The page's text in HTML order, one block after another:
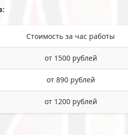
Стоимость за час работы
от 1500 рублей
от 890 рублей
от 1200 рублей